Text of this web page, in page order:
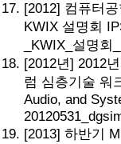
[2012] 컴퓨터
KWIX 설명회
_KWIX_설명회
[2012년] 2012
럼 심층기술 워
Audio, and
[2013] 하반기